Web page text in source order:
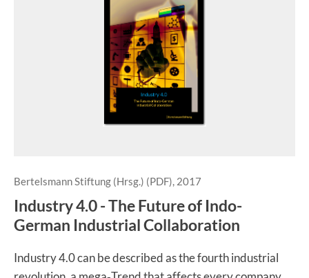
Bertelsmann Stiftung (Hrsg.) (PDF), 2017
Industry 4.0 - The Future of Indo-
German Industrial Collaboration
Industry 4.0 can be described as the fourth industrial